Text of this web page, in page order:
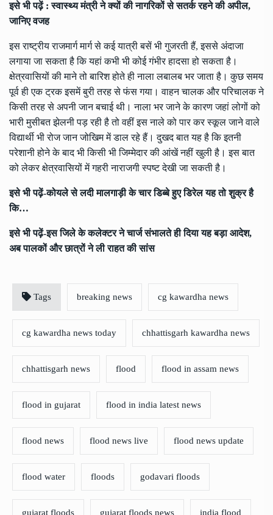
इसे भी पढ़ें :स्वास्थ्य मंत्री ने क्यों की नागरिकों से सतर्क रहने की अपील,
जानिए वजह
इस राष्ट्रीय राजमार्ग मार्ग से कई यात्री बसें भी गुजरती हैं, इससे अंदाजा
लगाया जा सकता है कि यहां कभी भी कोई गंभीर हादसा हो सकता है।
क्षेत्रवासियों की माने तो बारिश होते ही नाला लबालब भर जाता है। कुछ समय
पूर्व ही एक ट्रक इसमें बुरी तरह से फंस गया। वाहन चालक और परिचालक ने
किसी तरह से अपनी जान बचाई थी। नाला भर जाने के कारण जहां लोगों को
भारी मुसीबत झेलनी पड़ रही है तो वहीं इस नाले को पार कर स्कूल जाने वाले
विद्यार्थी भी रोज जान जोखिम में डाल रहे हैं। दुखद बात यह है कि इतनी
परेशानी होने के बाद भी किसी भी जिम्मेदार की आंखें नहीं खुली है। इस बात
को लेकर क्षेत्रवासियों में गहरी नाराजगी स्पष्ट देखी जा सकती है।
इसे भी पढ़ें-कोयले से लदी मालगाड़ी के चार डिब्बे हुए डिरेल यह तो शुक्र है
कि…
इसे भी पढ़ें-इस जिले के कलेक्टर ने चार्ज संभालते ही दिया यह बड़ा आदेश,
अब पालकों और छात्रों ने ली राहत की सांस
Tags breaking news cg kawardha news
cg kawardha news today chhattisgarh kawardha news
chhattisgarh news flood flood in assam news
flood in gujarat flood in india latest news
flood news flood news live flood news update
flood water floods godavari floods
gujarat floods gujarat floods news india flood